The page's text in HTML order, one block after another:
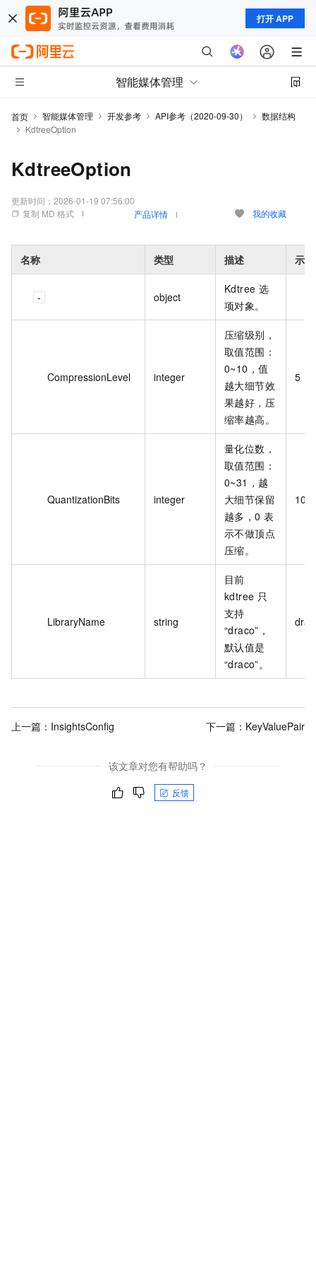
打开 APP
智能媒体管理
首页 智能媒体管理 开发参考 API参考（2020-09-30）
数据结构
KdtreeOption
KdtreeOption
更新时间： 2026-01-19 07:56:00
复制 MD 格式
产品详情 我的收藏
名称 类型 描述 示
object
Kdtree 选
项对象。
CompressionLevel integer
压缩级别，
取值范围：
0~10，值
越大细节效
果越好，压
缩率越高。
5
QuantizationBits integer
量化位数，
取值范围：
0~31，越
大细节保留
越多，0 表
示不做顶点
压缩。
10
LibraryName string
目前
kdtree 只
支持
“draco”，
默认值是
“draco”。
上一篇： InsightsConfig 下一篇： KeyValuePair
该文章对您有帮助吗？
反馈